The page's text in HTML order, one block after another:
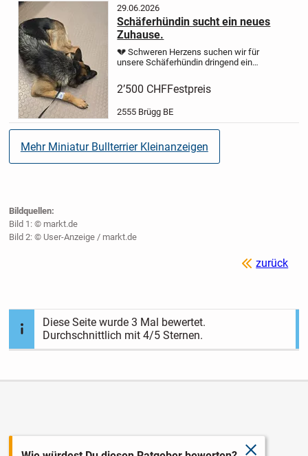
29.06.2026
Schäferhündin sucht ein neues
Zuhause.
💔 Schweren Herzens suchen wir für
unsere Schäferhündin dringend ein
Gründen müssen wir uns schweren
Herzens von unserer geliebten
2’500 CHFFestpreis
2555 Brügg BE
Mehr Miniatur Bullterrier Kleinanzeigen
Bildquellen:
Bild 1: © markt.de
Bild 2: © User-Anzeige / markt.de
zurück
Diese Seite wurde3 Mal bewertet.
Durchschnittlich mit4/5 Sternen.